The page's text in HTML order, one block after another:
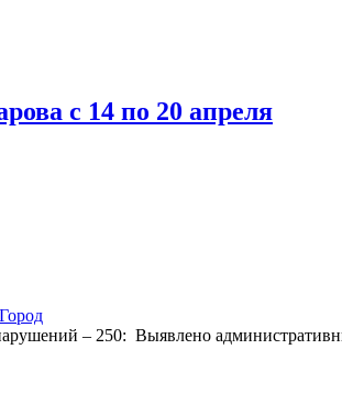
с 14 по 20 апреля
Город
– 250: Выявлено